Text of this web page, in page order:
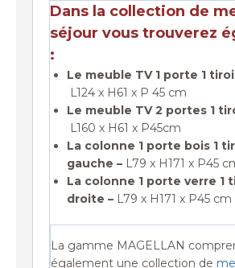
Dans la collection de
séjour vous trouverez
:
Le meuble TV 1 porte 1
L124 x H61 x P 45 cm
Le meuble TV 2 portes 1
L160 x H61 x P45cm
La colonne 1 porte bois 1
gauche – L79 x H171 x P45
La colonne 1 porte verre 1
droite – L79 x H171 x P45 cm
La gamme MAGELLAN
également une collection de